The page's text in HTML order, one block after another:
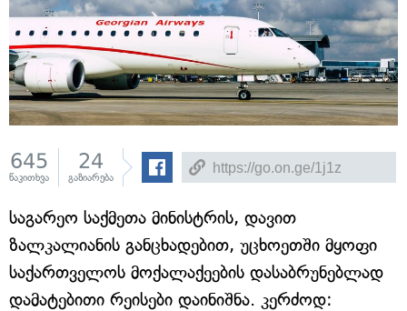
645
წაკითხვა
24
გაზიარება
საგარეო საქმეთა მინისტრის, დავით
ზალკალიანის განცხადებით, უცხოეთში მყოფი
საქართველოს მოქალაქეების დასაბრუნებლად
დამატებითი რეისები დაინიშნა. კერძოდ: